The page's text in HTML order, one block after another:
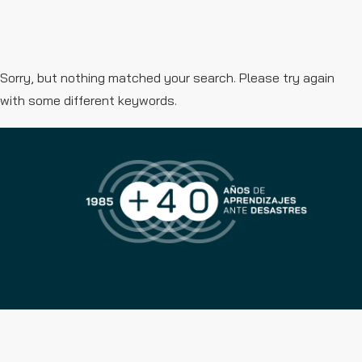
Sorry, but nothing matched your search. Please try again
with some different keywords.